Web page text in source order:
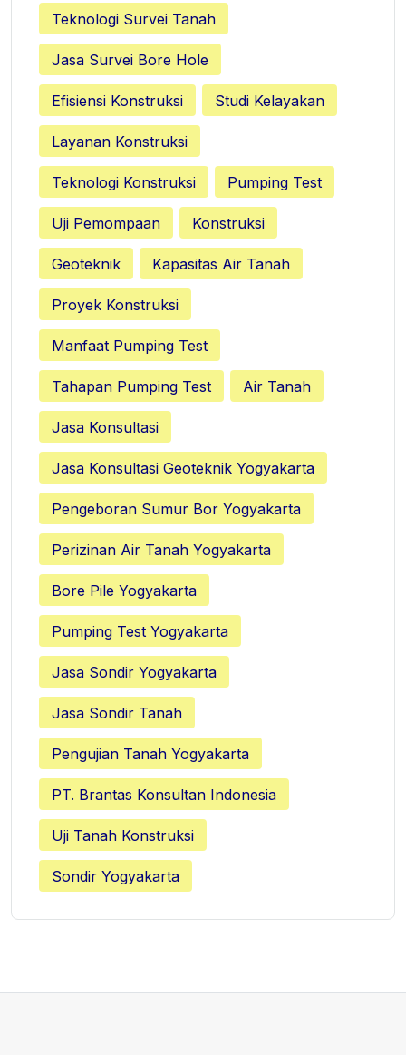
Teknologi Survei Tanah
Jasa Survei Bore Hole
Efisiensi Konstruksi Studi Kelayakan
Layanan Konstruksi
Teknologi Konstruksi Pumping Test
Uji Pemompaan Konstruksi
Geoteknik Kapasitas Air Tanah
Proyek Konstruksi
Manfaat Pumping Test
Tahapan Pumping Test Air Tanah
Jasa Konsultasi
Jasa Konsultasi Geoteknik Yogyakarta
Pengeboran Sumur Bor Yogyakarta
Perizinan Air Tanah Yogyakarta
Bore Pile Yogyakarta
Pumping Test Yogyakarta
Jasa Sondir Yogyakarta
Jasa Sondir Tanah
Pengujian Tanah Yogyakarta
PT. Brantas Konsultan Indonesia
Uji Tanah Konstruksi
Sondir Yogyakarta